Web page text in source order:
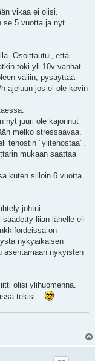
vikaa ei olisi.
se 5 vuotta ja nyt
Osoittautui, että
toki yli 10v vanhat.
väliin, pysäyttää
ajeluun jos ei ole kovin
nyt juuri ole kajonnut
melko stressaavaa.
tehostin "ylitehostaa".
mukaan saattaa
kuten silloin 6 vuotta
johtui
liian lähelle eli
on
nykyaikaisen
asentamaan nykyisten
olisi ylihuomenna.
tekisi...